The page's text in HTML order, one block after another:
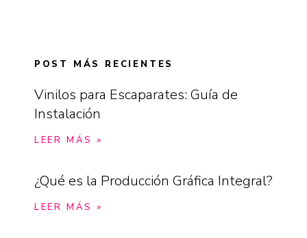
POST MÁS RECIENTES
Vinilos para Escaparates: Guía de
Instalación
LEER MÁS »
¿Qué es la Producción Gráfica Integral?
LEER MÁS »